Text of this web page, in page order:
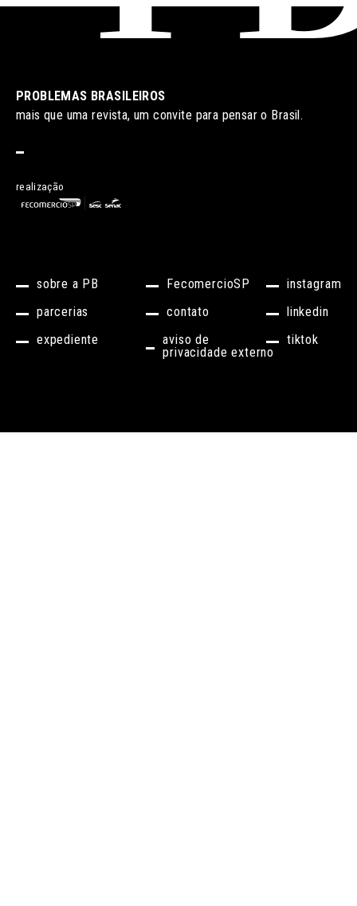
sobre a PB
parcerias
expediente
FecomercioSP
contato
aviso de
privacidade externo
instagram
linkedin
tiktok
PROBLEMAS BRASILEIROS
mais que uma revista, um convite para pensar o Brasil.
realização